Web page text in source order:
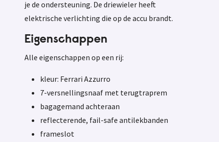
je de ondersteuning. De driewieler heeft
elektrische verlichting die op de accu brandt.
Eigenschappen
Alle eigenschappen op een rij:
kleur: Ferrari Azzurro
7-versnellingsnaaf met terugtraprem
bagagemand achteraan
reflecterende, fail-safe antilekbanden
frameslot